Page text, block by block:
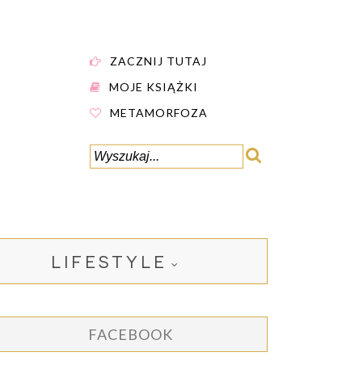
ZACZNIJ TUTAJ
MOJE KSIĄŻKI
METAMORFOZA
LIFESTYLE
FACEBOOK